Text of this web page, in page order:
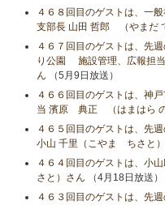
４６８回目のゲストは、一
支部長 山田 哲郎 （やまだ
４６７回目のゲストは、先
り公園 施設管理、広報担
ん （5月9日放送）
４６６回目のゲストは、神
当 濱原 典正 （はまはら
４６５回目のゲストは、先
小山​ 千里（こやま ちさと
４６４回目のゲストは、
さと）さん （4月18日放送）
４６３回目のゲストは、先